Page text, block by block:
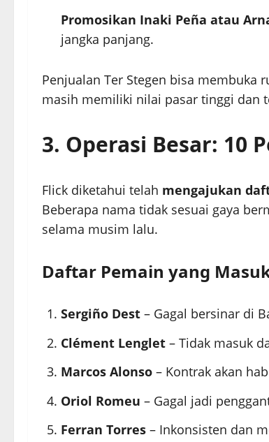
Promosikan Inaki Peña atau
jangka panjang.
Penjualan Ter Stegen bisa membuka
masih memiliki nilai pasar tinggi dan
3. Operasi Besar: 10
Flick diketahui telah mengajukan
Beberapa nama tidak sesuai gaya
selama musim lalu.
Daftar Pemain yang
Sergiño Dest – Gagal bersinar di
Clément Lenglet – Tidak masuk
Marcos Alonso – Kontrak akan
Oriol Romeu – Gagal jadi
Ferran Torres – Inkonsisten dan